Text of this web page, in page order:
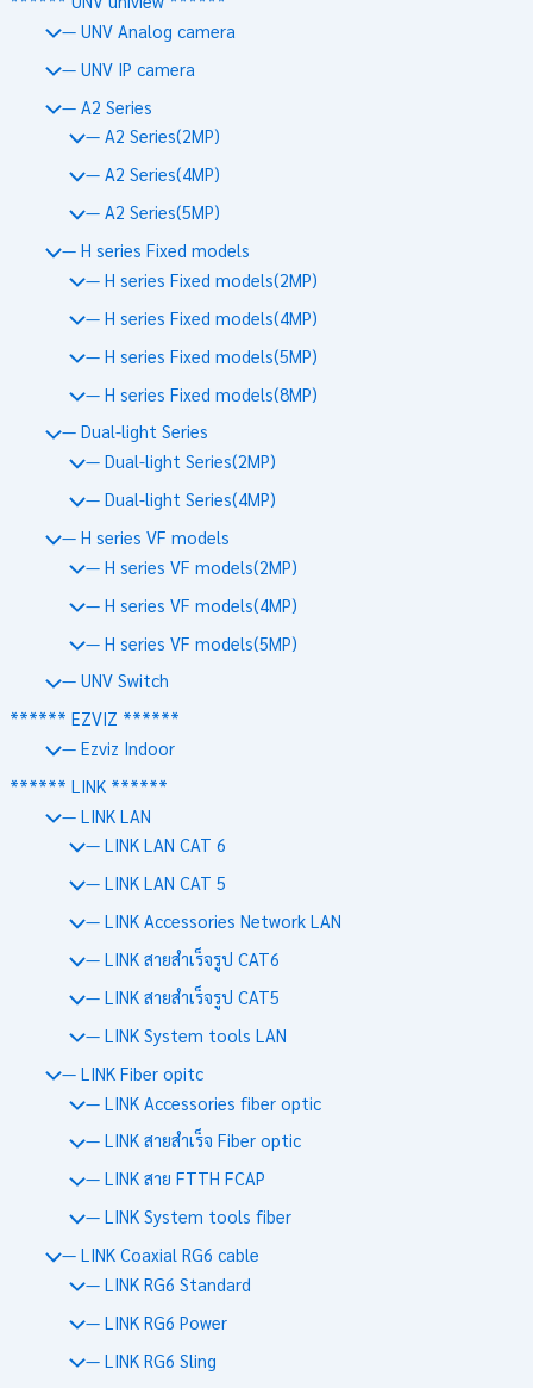
— UNV Analog camera
— UNV IP camera
— A2 Series
— A2 Series(2MP)
— A2 Series(4MP)
— A2 Series(5MP)
— H series Fixed models
— H series Fixed models(2MP)
— H series Fixed models(4MP)
— H series Fixed models(5MP)
— H series Fixed models(8MP)
— Dual-light Series
— Dual-light Series(2MP)
— Dual-light Series(4MP)
— H series VF models
— H series VF models(2MP)
— H series VF models(4MP)
— H series VF models(5MP)
— UNV Switch
****** EZVIZ ******
— Ezviz Indoor
****** LINK ******
— LINK LAN
— LINK LAN CAT 6
— LINK LAN CAT 5
— LINK Accessories Network LAN
— LINK สายสำเร็จรูป CAT6
— LINK สายสำเร็จรูป CAT5
— LINK System tools LAN
— LINK Fiber opitc
— LINK Accessories fiber optic
— LINK สายสำเร็จ Fiber optic
— LINK สาย FTTH FCAP
— LINK System tools fiber
— LINK Coaxial RG6 cable
— LINK RG6 Standard
— LINK RG6 Power
— LINK RG6 Sling